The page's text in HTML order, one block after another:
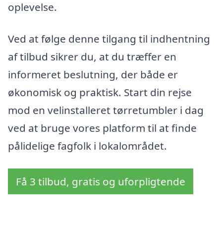
oplevelse.
Ved at følge denne tilgang til indhentning
af tilbud sikrer du, at du træffer en
informeret beslutning, der både er
økonomisk og praktisk. Start din rejse
mod en velinstalleret tørretumbler i dag
ved at bruge vores platform til at finde
pålidelige fagfolk i lokalområdet.
Få 3 tilbud, gratis og uforpligtende